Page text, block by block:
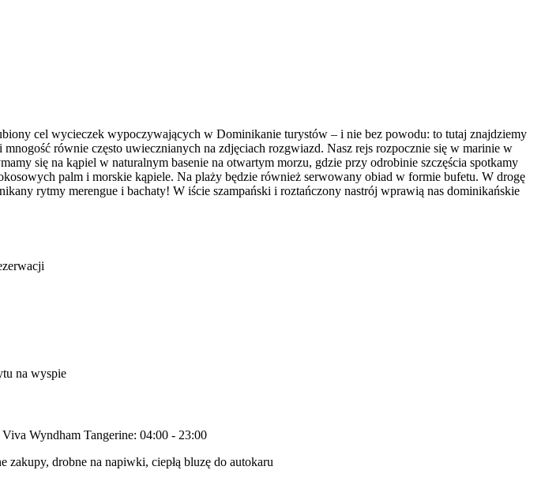
cel wycieczek wypoczywających w Dominikanie turystów – i nie bez powodu: to tutaj znajdziemy
równie często uwiecznianych na zdjęciach rozgwiazd. Nasz rejs rozpocznie się w marinie w
się na kąpiel w naturalnym basenie na otwartym morzu, gdzie przy odrobinie szczęścia spotkamy
palm i morskie kąpiele. Na plaży będzie również serwowany obiad w formie bufetu. W drogę
rytmy merengue i bachaty! W iście szampański i roztańczony nastrój wprawią nas dominikańskie
na wyspie
Wyndham Tangerine: 04:00 - 23:00
zakupy, drobne na napiwki, ciepłą bluzę do autokaru